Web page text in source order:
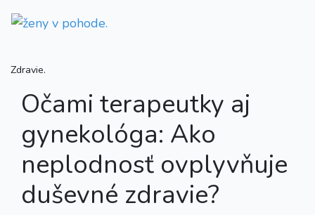
Zdravie.
Očami terapeutky aj
gynekológa: Ako
neplodnosť ovplyvňuje
duševné zdravie?